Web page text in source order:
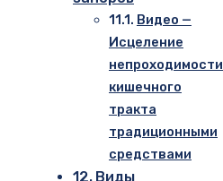
Видео —
Исцеление
непроходимости
кишечного
тракта
традиционными
средствами
Виды